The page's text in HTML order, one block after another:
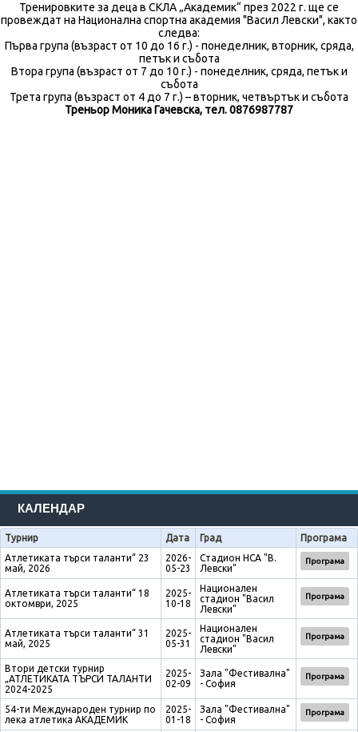
Тренировките за деца в СКЛА „Академик“ през 2022 г. ще се
провеждат на Национална спортна академия "Васил Левски", както
следва:
Първа група (възраст от 10 до 16 г.) - понеделник, вторник, сряда,
петък и събота
Втора група (възраст от 7 до 10 г.) - понеделник, сряда, петък и
събота
Трета група (възраст от 4 до 7 г.) – вторник, четвъртък и събота
Треньор Моника Гачевска, тел. 0876987787
КАЛЕНДАР
Турнир Дата Град
Програма
Атлетиката търси таланти“ 23
май, 2026
2026-
05-23
Стадион НСА "В.
Левски"
Програма
Атлетиката търси таланти“ 18
октомври, 2025
2025-
10-18
Национален
стадион "Васил
Левски"
Програма
Атлетиката търси таланти“ 31
май, 2025
2025-
05-31
Национален
стадион "Васил
Левски"
Програма
Втори детски турнир
„АТЛЕТИКАТА ТЪРСИ ТАЛАНТИ
2024-2025
2025-
02-09
Зала "Фестивална"
- София
Програма
54-ти Международен турнир по
лека атлетика АКАДЕМИК
2025-
01-18
Зала "Фестивална"
- София
Програма